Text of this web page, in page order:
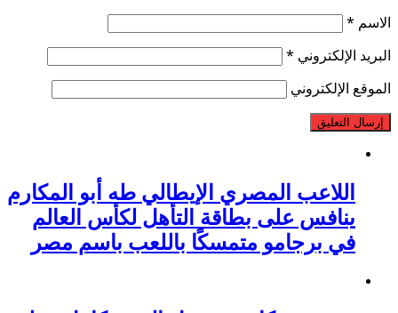
الاسم *
البريد الإلكتروني *
الموقع الإلكتروني
اللاعب المصري الإيطالي طه أبو المكارم
ينافس على بطاقة التأهل لكأس العالم
في برجامو متمسكًا باللعب باسم مصر